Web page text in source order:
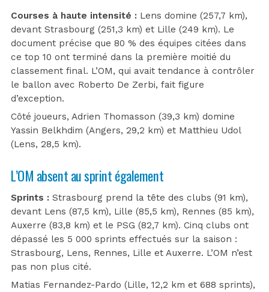
Courses à haute intensité : Lens domine (257,7 km),
devant Strasbourg (251,3 km) et Lille (249 km). Le
document précise que 80 % des équipes citées dans
ce top 10 ont terminé dans la première moitié du
classement final. L’OM, qui avait tendance à contrôler
le ballon avec Roberto De Zerbi, fait figure
d’exception.
Côté joueurs, Adrien Thomasson (39,3 km) domine
Yassin Belkhdim (Angers, 29,2 km) et Matthieu Udol
(Lens, 28,5 km).
L’OM absent au sprint également
Sprints : Strasbourg prend la tête des clubs (91 km),
devant Lens (87,5 km), Lille (85,5 km), Rennes (85 km),
Auxerre (83,8 km) et le PSG (82,7 km). Cinq clubs ont
dépassé les 5 000 sprints effectués sur la saison :
Strasbourg, Lens, Rennes, Lille et Auxerre. L’OM n’est
pas non plus cité.
Matias Fernandez-Pardo (Lille, 12,2 km et 688 sprints),